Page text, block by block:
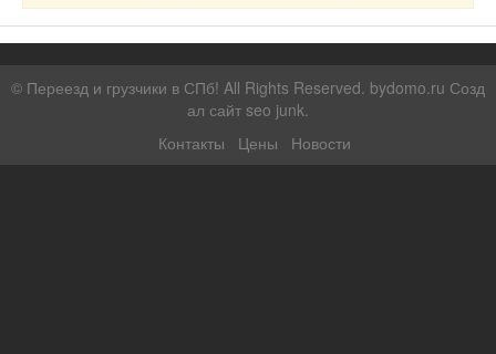
© Переезд и грузчики в СПб! All Rights Reserved. bydomo.ru Созд
ал сайт seo junk.
Контакты
Цены Новости